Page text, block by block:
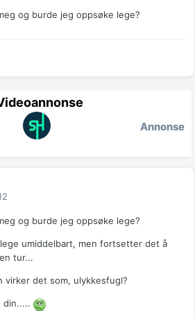
og burde jeg oppsøke lege?
Annonse
og burde jeg oppsøke lege?
umiddelbart, men fortsetter det å
tur...
virker det som, ulykkesfugl?
din.....